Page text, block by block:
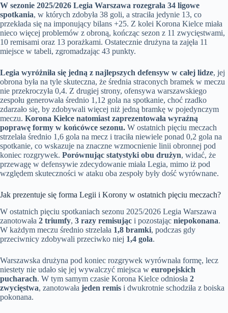
W sezonie 2025/2026 Legia Warszawa rozegrała 34 ligowe
spotkania, w których zdobyła 38 goli, a straciła jedynie 13, co
przekłada się na imponujący bilans +25. Z kolei Korona Kielce miała
nieco więcej problemów z obroną, kończąc sezon z 11 zwycięstwami,
10 remisami oraz 13 porażkami. Ostatecznie drużyna ta zajęła 11
miejsce w tabeli, zgromadzając 43 punkty.
Legia wyróżniła się jedną z najlepszych defensyw w całej lidze, jej
obrona była na tyle skuteczna, że średnia straconych bramek w meczu
nie przekroczyła 0,4. Z drugiej strony, ofensywa warszawskiego
zespołu generowała średnio 1,12 gola na spotkanie, choć rzadko
zdarzało się, by zdobywali więcej niż jedną bramkę w pojedynczym
meczu. Korona Kielce natomiast zaprezentowała wyraźną
poprawę formy w końcówce sezonu. W ostatnich pięciu meczach
strzelała średnio 1,6 gola na mecz i traciła niewiele ponad 0,2 gola na
spotkanie, co wskazuje na znaczne wzmocnienie linii obronnej pod
koniec rozgrywek. Porównując statystyki obu drużyn, widać, że
przewagę w defensywie zdecydowanie miała Legia, mimo iż pod
względem skuteczności w ataku oba zespoły były dość wyrównane.
Jak prezentuje się forma Legii i Korony w ostatnich pięciu meczach?
W ostatnich pięciu spotkaniach sezonu 2025/2026 Legia Warszawa
zanotowała 2 triumfy, 3 razy remisując i pozostając niepokonana.
W każdym meczu średnio strzelała 1,8 bramki, podczas gdy
przeciwnicy zdobywali przeciwko niej 1,4 gola.
Warszawska drużyna pod koniec rozgrywek wyrównała formę, lecz
niestety nie udało się jej wywalczyć miejsca w europejskich
pucharach. W tym samym czasie Korona Kielce odniosła 2
zwycięstwa, zanotowała jeden remis i dwukrotnie schodziła z boiska
pokonana.